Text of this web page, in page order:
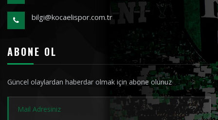
bilgi@kocaelispor.com.tr
ABONE OL
Güncel olaylardan haberdar olmak için abone olunuz